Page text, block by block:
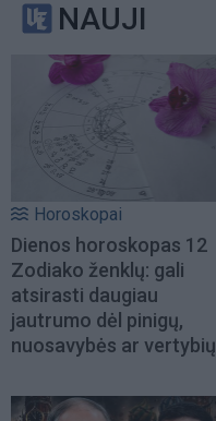
NAUJI
Horoskopai
Dienos horoskopas 12
Zodiako ženklų: gali
atsirasti daugiau
jautrumo dėl pinigų,
nuosavybės ar vertybių